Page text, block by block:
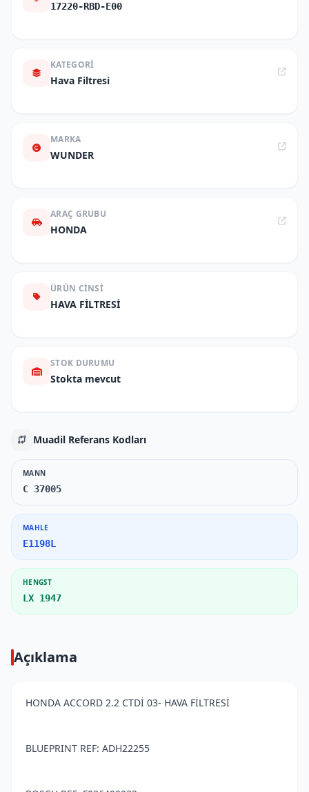
17220-RBD-E00
KATEGORI
Hava Filtresi
MARKA
WUNDER
ARAÇ GRUBU
HONDA
ÜRÜN CINSI
HAVA FİLTRESİ
STOK DURUMU
Stokta mevcut
Muadil Referans Kodları
MANN
C 37005
MAHLE
E1198L
HENGST
LX 1947
Açıklama
HONDA ACCORD 2.2 CTDİ 03- HAVA FİLTRESİ
BLUEPRINT REF: ADH22255